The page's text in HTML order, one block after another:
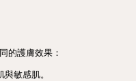
的護膚效果：
敏感肌。